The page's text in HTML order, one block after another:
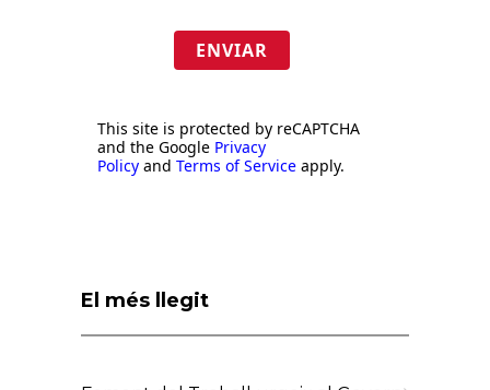
ENVIAR
This site is protected by reCAPTCHA
and the Google Privacy
Policy and Terms of Service apply.
El més llegit